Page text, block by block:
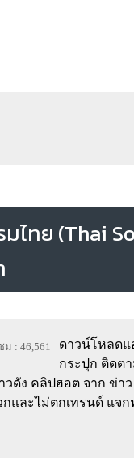
ม : 46,561
ดาวน์โหลดแ
กระปุก ติดต
วดัง คลิปฮอต จาก ข่า
และไม่ตกเทรนด์ แจก